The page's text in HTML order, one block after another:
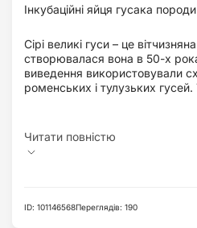
Інкубаційні яйця гусака
Сірі великі гуси – це
створювалася вона в 50-х
виведення використовували
роменських і тулузьких
ID: 101146568Переглядів: 190